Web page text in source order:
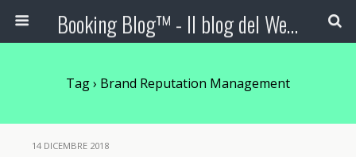
Booking Blog™ - Il blog del Web Marketing Turistico
Tag › Brand Reputation Management
14 DICEMBRE 2018